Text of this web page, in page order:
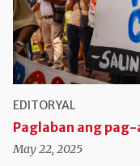
EDITORYAL
Paglaban ang
May 22, 2025